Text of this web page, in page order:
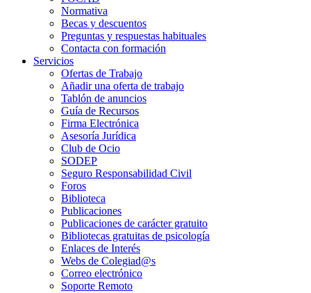
Normativa
Becas y descuentos
Preguntas y respuestas habituales
Contacta con formación
Servicios
Ofertas de Trabajo
Añadir una oferta de trabajo
Tablón de anuncios
Guía de Recursos
Firma Electrónica
Asesoría Jurídica
Club de Ocio
SODEP
Seguro Responsabilidad Civil
Foros
Biblioteca
Publicaciones
Publicaciones de carácter gratuito
Bibliotecas gratuitas de psicología
Enlaces de Interés
Webs de Colegiad@s
Correo electrónico
Soporte Remoto